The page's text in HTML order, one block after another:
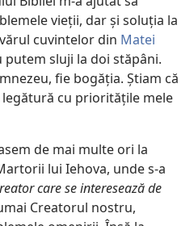
vieţii, dar şi soluţia la
cuvintelor din Matei
putem sluji la doi stăpâni.
fie bogăţia. Ştiam că
cu priorităţile mele
de mai multe ori la
lui Iehova, unde s-a
care se interesează de
Creatorul nostru,